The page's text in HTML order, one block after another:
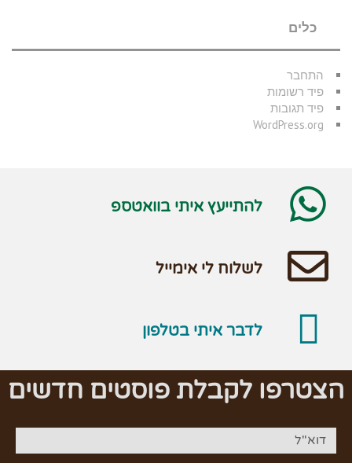
כלים
התחבר
פיד רשומות
פיד תגובות
WordPress.org
להתייעץ איתי בוואטספ
לשלוח לי אימייל
לדבר איתי בטלפון
הצטרפו לקבלת פוסטים חדשים